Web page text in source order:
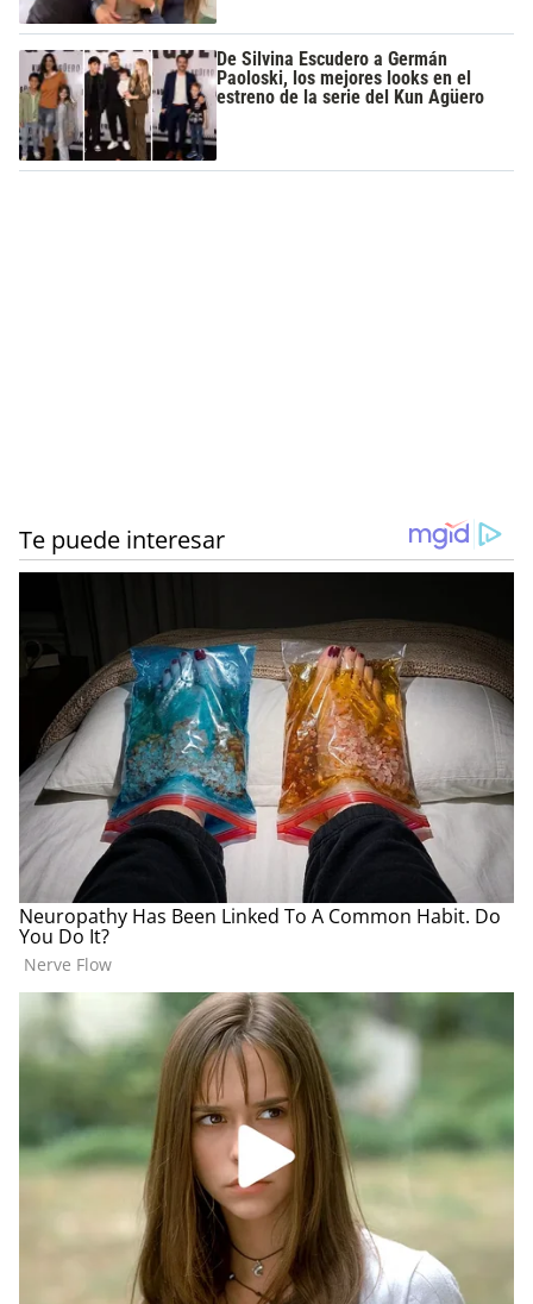
De Silvina Escudero a Germán
Paoloski, los mejores looks en el
estreno de la serie del Kun Agüero